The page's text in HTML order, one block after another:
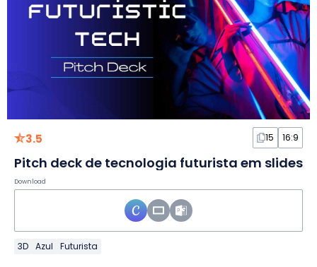
3.5 15 16:9
Pitch deck de tecnologia futurista em slides
Download
3D Azul Futurista